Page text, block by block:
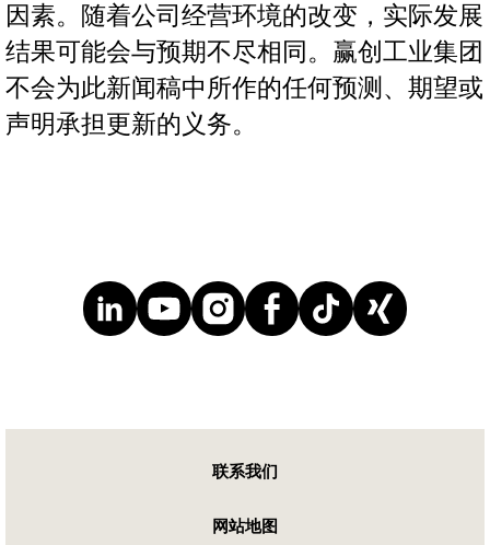
因素。随着公司经营环境的改变，实际发展
结果可能会与预期不尽相同。赢创工业集团
不会为此新闻稿中所作的任何预测、期望或
声明承担更新的义务。
联系我们
网站地图